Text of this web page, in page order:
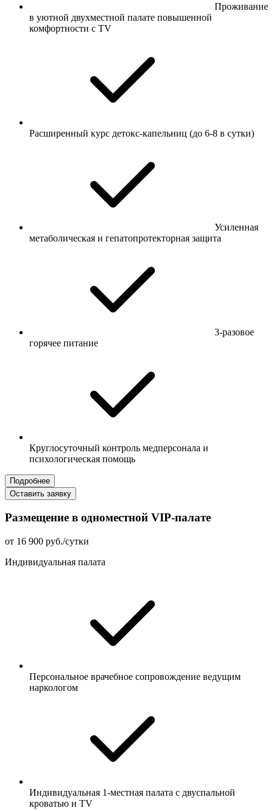
Проживание
в уютной двухместной палате повышенной
комфортности с TV
Расширенный курс детокс-капельниц (до 6-8 в сутки)
Усиленная
метаболическая и гепатопротекторная защита
3-разовое
горячее питание
Круглосуточный контроль медперсонала и
психологическая помощь
Подробнее
Оставить заявку
Размещение в одноместной VIP-палате
от 16 900 руб./сутки
Индивидуальная палата
Персональное врачебное сопровождение ведущим
наркологом
Индивидуальная 1-местная палата с двуспальной
кроватью и TV